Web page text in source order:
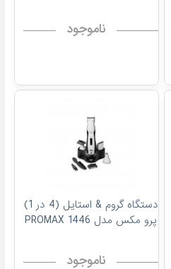
ناموجود
دستگاه گروم & استایل (4 در 1)
پرو مکس مدل 1446 PROMAX
ناموجود